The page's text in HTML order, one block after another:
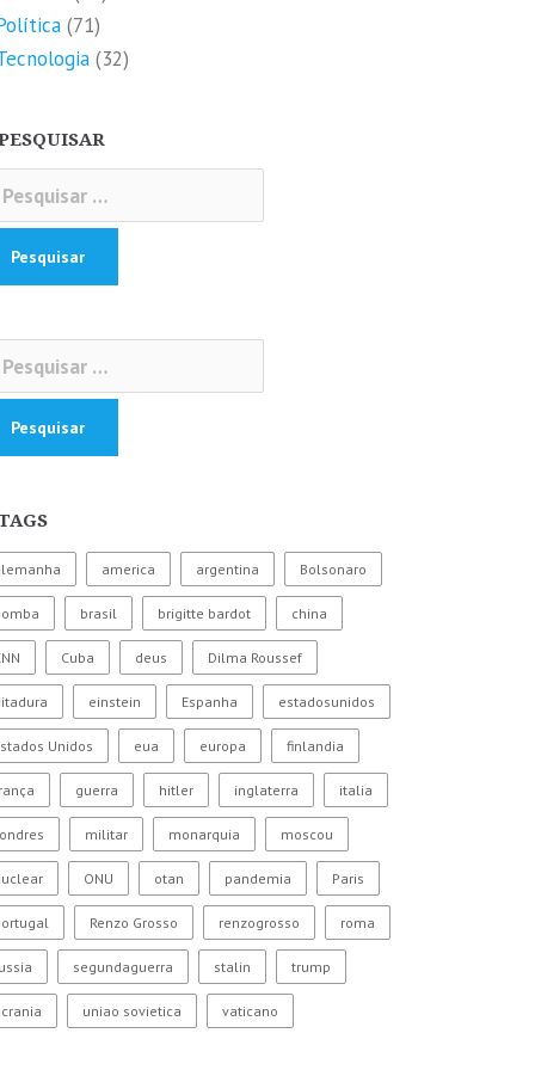
(71)
(32)
america argentina Bolsonaro
brasil brigitte bardot china
Cuba deus Dilma Roussef
einstein Espanha estadosunidos
Unidos eua europa finlandia
guerra hitler inglaterra italia
militar monarquia moscou
ONU otan pandemia Paris
Renzo Grosso renzogrosso roma
segundaguerra stalin trump
uniao sovietica vaticano